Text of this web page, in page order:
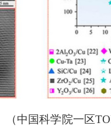
（中国科学院一区